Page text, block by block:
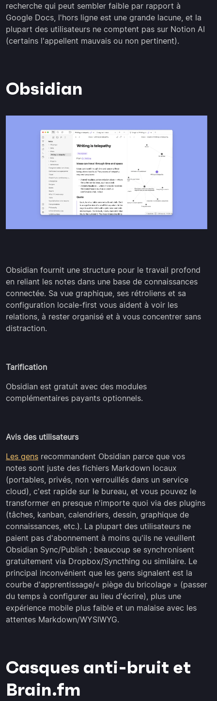
recherche qui peut sembler faible par rapport à
Google Docs, l'hors ligne est une grande lacune, et la
plupart des utilisateurs ne comptent pas sur Notion AI
(certains l'appellent mauvais ou non pertinent).
Obsidian
Obsidian fournit une structure pour le travail profond
en reliant les notes dans une base de connaissances
connectée. Sa vue graphique, ses rétroliens et sa
configuration locale-first vous aident à voir les
relations, à rester organisé et à vous concentrer sans
distraction.
Tarification
Obsidian est gratuit avec des modules
complémentaires payants optionnels.
Avis des utilisateurs
Les gens recommandent Obsidian parce que vos
notes sont juste des fichiers Markdown locaux
(portables, privés, non verrouillés dans un service
cloud), c'est rapide sur le bureau, et vous pouvez le
transformer en presque n'importe quoi via des plugins
(tâches, kanban, calendriers, dessin, graphique de
connaissances, etc.). La plupart des utilisateurs ne
paient pas d'abonnement à moins qu'ils ne veuillent
Obsidian Sync/Publish ; beaucoup se synchronisent
gratuitement via Dropbox/Syncthing ou similaire. Le
principal inconvénient que les gens signalent est la
courbe d'apprentissage/« piège du bricolage » (passer
du temps à configurer au lieu d'écrire), plus une
expérience mobile plus faible et un malaise avec les
attentes Markdown/WYSIWYG.
Casques anti-bruit et
Brain.fm